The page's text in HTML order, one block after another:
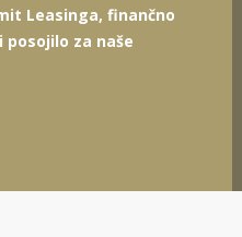
telesa
celjenje
Leasinga, finančno
za naše